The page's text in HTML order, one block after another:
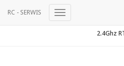
RC - SERWIS
Przełącz
2.4Ghz